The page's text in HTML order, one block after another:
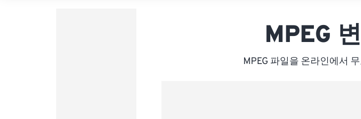
MPEG
MPEG 파일을 온라인에서